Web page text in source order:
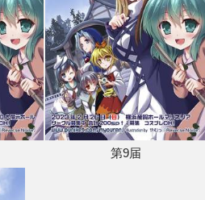
第9届